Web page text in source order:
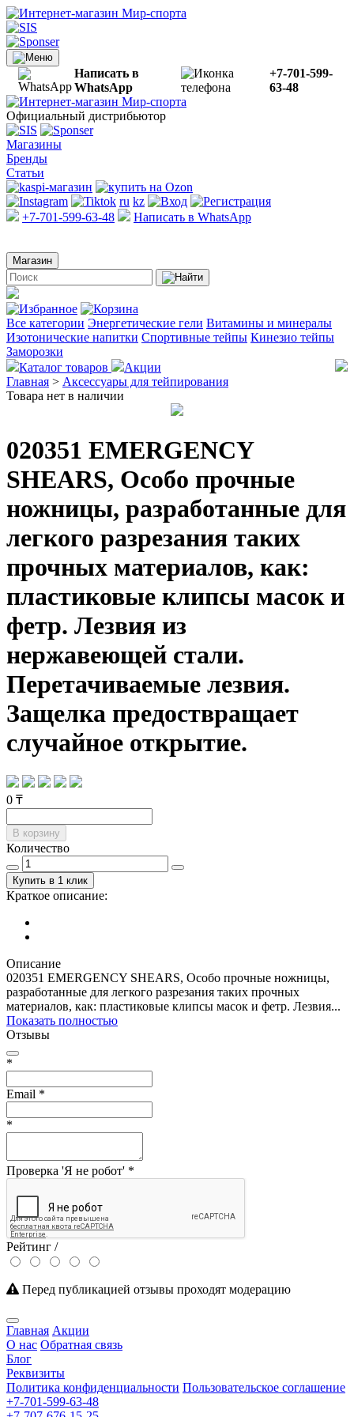
Написать в
WhatsApp
+7-701-599-
63-48
Официальный дистрибьютор
Магазины
Бренды
Статьи
ru kz
+7-701-599-63-48
Написать в WhatsApp
Магазин
Все категории Энергетические гели Витамины и минералы
Изотонические напитки Спортивные тейпы Кинезио тейпы
Заморозки
Каталог товаров
Акции
Главная > Аксессуары для тейпирования
Товара нет в наличии
020351 EMERGENCY
SHEARS, Особо прочные
ножницы, разработанные для
легкого разрезания таких
прочных материалов, как:
пластиковые клипсы масок и
фетр. Лезвия из
нержавеющей стали.
Перетачиваемые лезвия.
Защелка предоствращает
случайное открытие.
0 ₸
В корзину
Количество
Купить в 1 клик
Краткое описание:
Описание
020351 EMERGENCY SHEARS, Особо прочные ножницы,
разработанные для легкого разрезания таких прочных
материалов, как: пластиковые клипсы масок и фетр. Лезвия...
Показать полностью
Отзывы
*
Email *
*
Проверка 'Я не робот' *
Рейтинг /
Перед публикацией отзывы проходят модерацию
Главная Акции
О нас Обратная связь
Блог
Реквизиты
Политика конфиденциальности Пользовательское соглашение
+7-701-599-63-48